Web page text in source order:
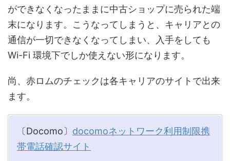
ができなくなったままに中古ショップに売られた端
末になります。こうなってしまうと、キャリアとの
通信が一切できなくなってしまい、入手をしても
Wi-Fi 環境下でしか使えない形になります。
尚、赤ロムのチェックは各キャリアのサイトで出来
ます。
〔Docomo〕 docomoネットワーク利用制限携
帯電話確認サイト